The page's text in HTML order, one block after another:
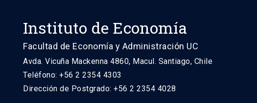
Instituto de Economía
Facultad de Economía y Administración UC
Avda. Vicuña Mackenna 4860, Macul. Santiago, Chile
Teléfono: +56 2 2354 4303
Dirección de Postgrado: +56 2 2354 4028